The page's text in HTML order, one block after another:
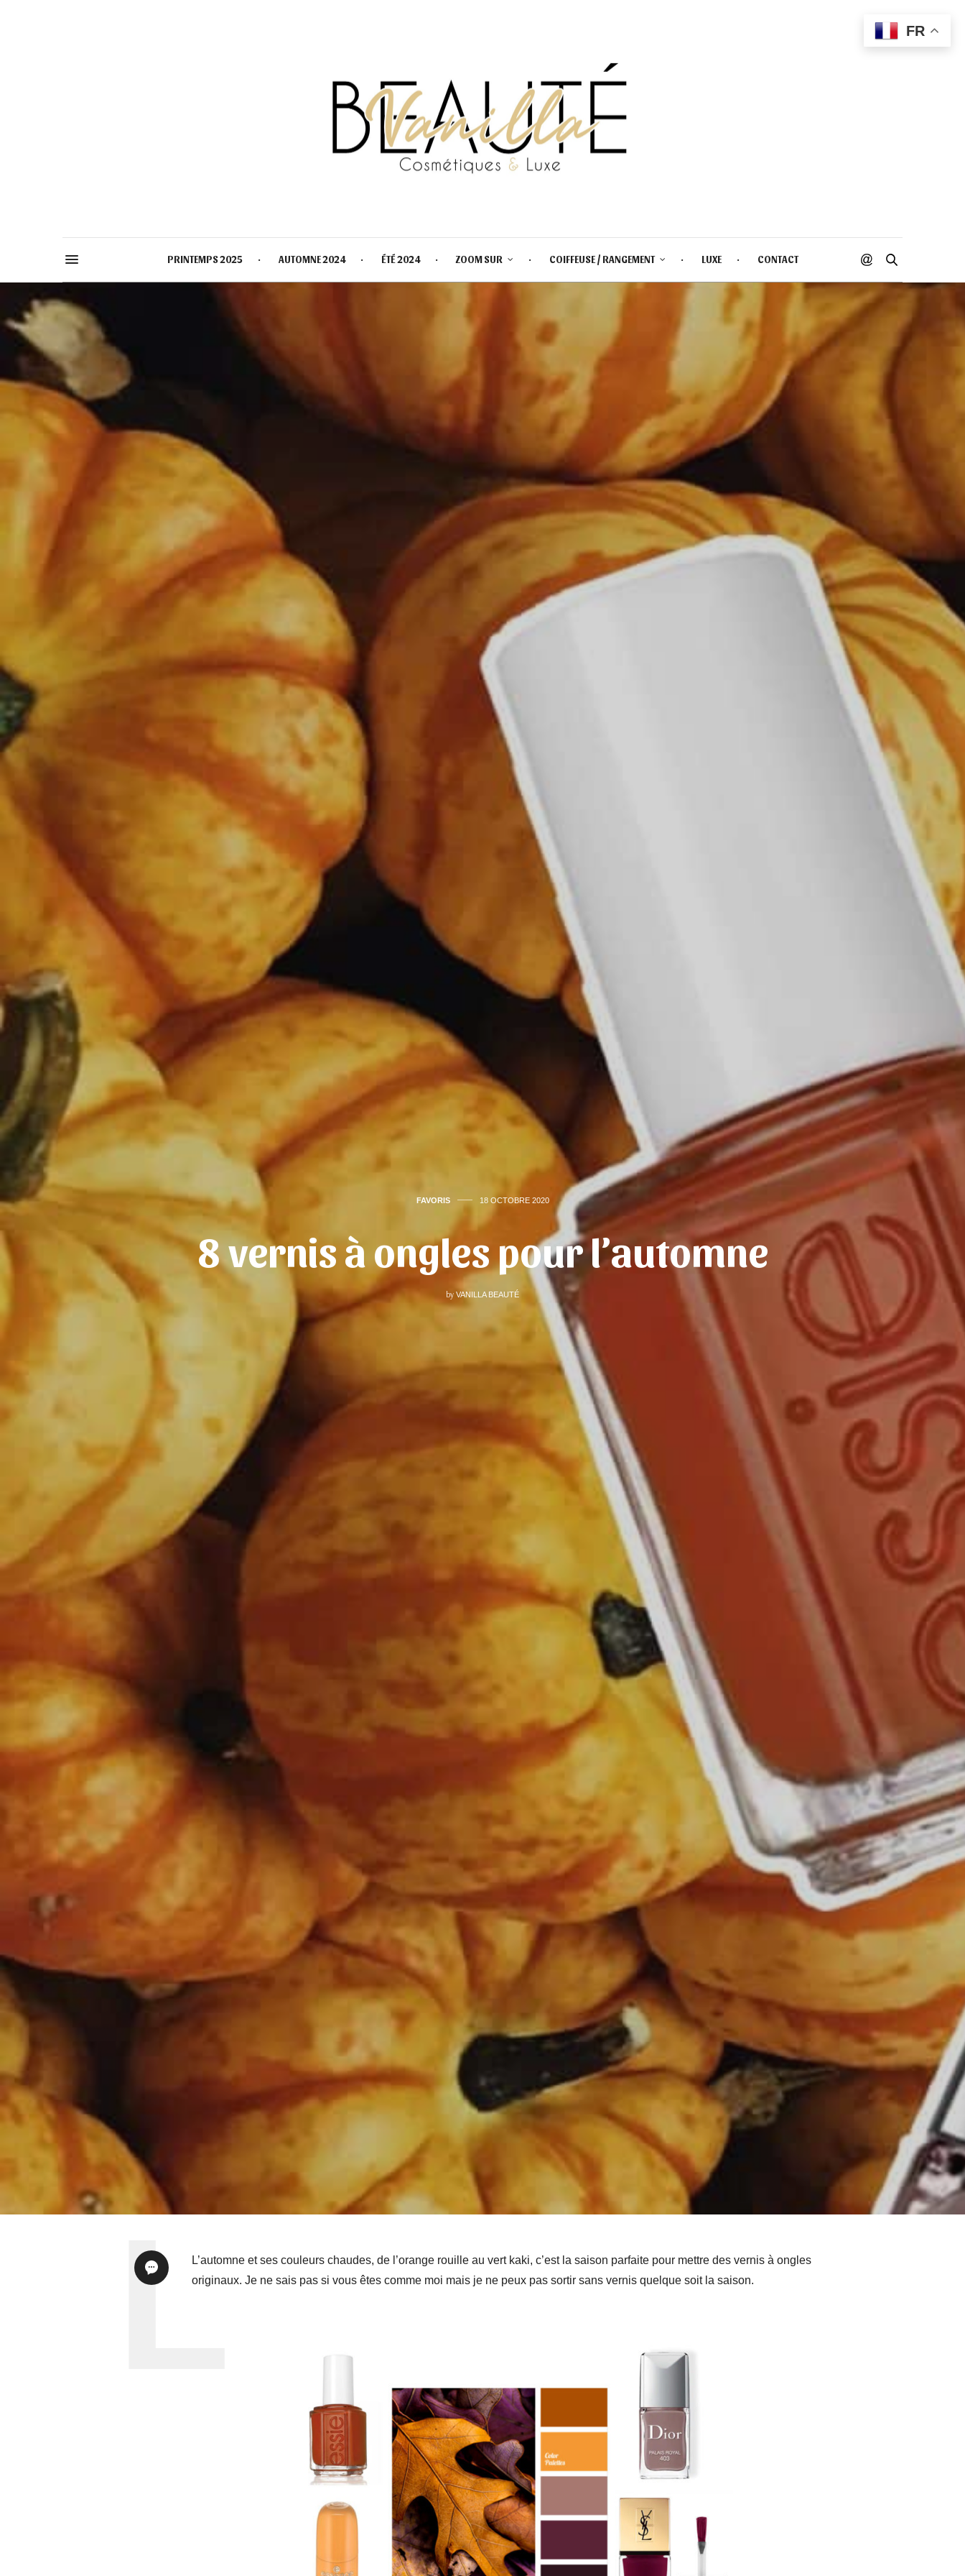
PRINTEMPS 2025 AUTOMNE 2024 ÉTÉ 2024 ZOOM SUR COIFFEUSE / RANGEMENT LUXE CONTACT
FAVORIS 18 OCTOBRE 2020
8 vernis à ongles pour l’automne
by VANILLA BEAUTÉ
L’automne et ses couleurs chaudes, de l’orange rouille au vert kaki, c’est la saison parfaite pour mettre des vernis à ongles
originaux. Je ne sais pas si vous êtes comme moi mais je ne peux pas sortir sans vernis quelque soit la saison.
FR